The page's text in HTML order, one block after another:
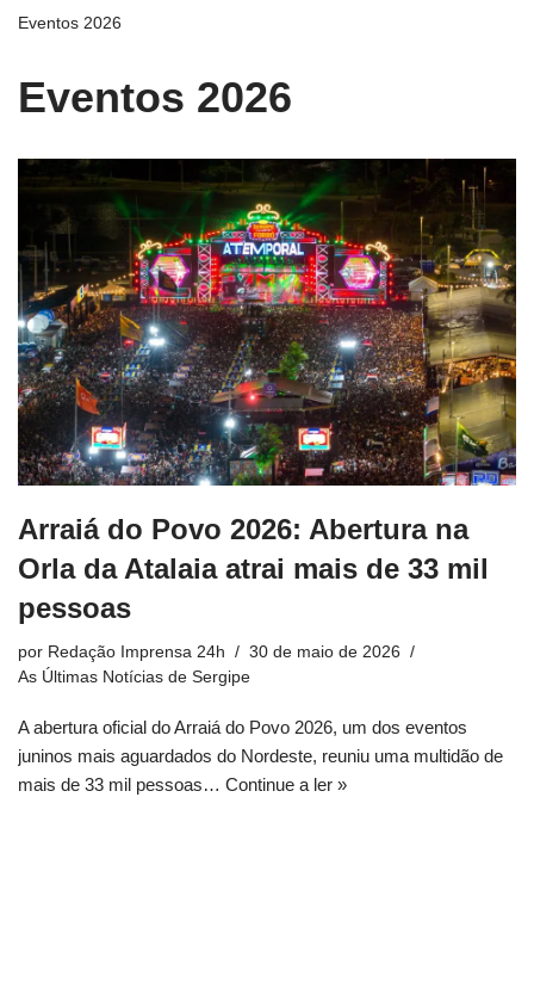
Eventos 2026
Eventos 2026
Arraiá do Povo 2026: Abertura na
Orla da Atalaia atrai mais de 33 mil
pessoas
por Redação Imprensa 24h
30 de maio de 2026
As Últimas Notícias de Sergipe
A abertura oficial do Arraiá do Povo 2026, um dos eventos
juninos mais aguardados do Nordeste, reuniu uma multidão de
mais de 33 mil pessoas… Continue a ler »